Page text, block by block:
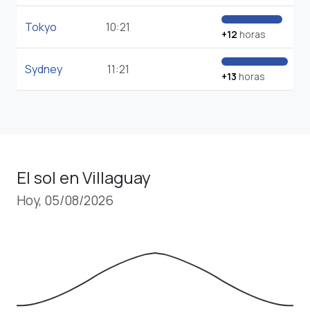
Tokyo 10:21 +12 horas
Sydney 11:21 +13 horas
El sol en Villaguay
Hoy, 05/08/2026